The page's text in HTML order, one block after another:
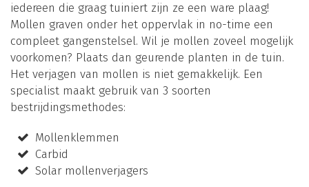
iedereen die graag tuiniert zijn ze een ware plaag!
Mollen graven onder het oppervlak in no-time een
compleet gangenstelsel. Wil je mollen zoveel mogelijk
voorkomen? Plaats dan geurende planten in de tuin.
Het verjagen van mollen is niet gemakkelijk. Een
specialist maakt gebruik van 3 soorten
bestrijdingsmethodes:
Mollenklemmen
Carbid
Solar mollenverjagers